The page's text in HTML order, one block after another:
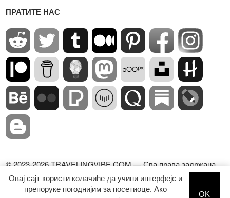
ПРАТИТЕ НАС
© 2023-2026 TRAVELINGVIBE.COM — Сва права задржана.
Коришћење садржаја овог сајта је могуће само уз активну
дофоллов везу ка сајту.
Овај сајт користи колачиће да учини интерфејс и
препоруке погоднијим за посетиоце. Ако
OK